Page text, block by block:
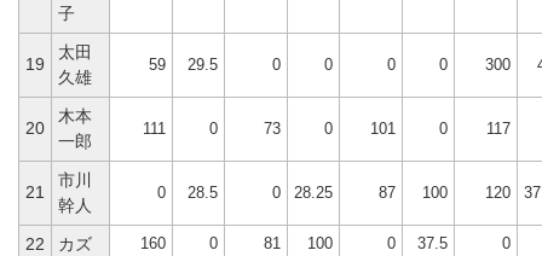
子
19
太田
久雄
59 29.5 0 0 0 0 300
20
木本
一郎
111 0 73 0 101 0 117
21
市川
幹人
0 28.5 0 28.25 87 100 120
22 カズ 160 0 81 100 0 37.5 0